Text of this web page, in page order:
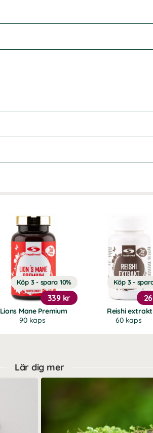
Lions Mane Premium
90 kaps
Köp 3 - spara 10%
339 kr
Reishi extrakt
60 kaps
Köp 3 -
Lär dig mer